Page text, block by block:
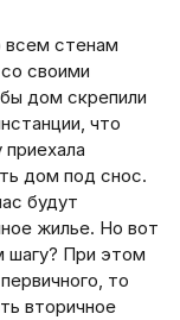
стенам
своими
дом скрепили
что
дом под снос.
будут
жилье. Но вот
шагу? При этом
то
вторичное